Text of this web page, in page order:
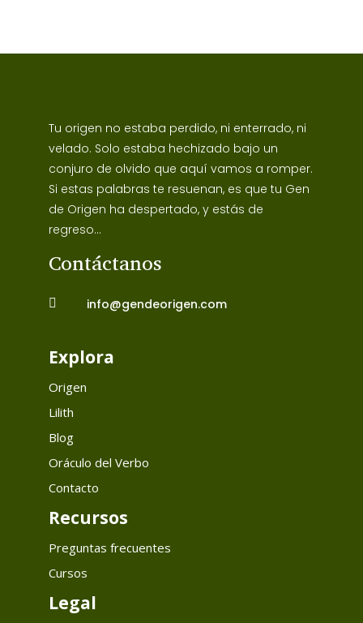
Tu origen no estaba perdido, ni enterrado, ni
velado. Solo estaba hechizado bajo un
conjuro de olvido que aquí vamos a romper.
Si estas palabras te resuenan, es que tu Gen
de Origen ha despertado, y estás de
regreso...
Contáctanos
 info@gendeorigen.com
Explora
Origen
Lilith
Blog
Oráculo del Verbo
Contacto
Recursos
Preguntas frecuentes
Cursos
Legal